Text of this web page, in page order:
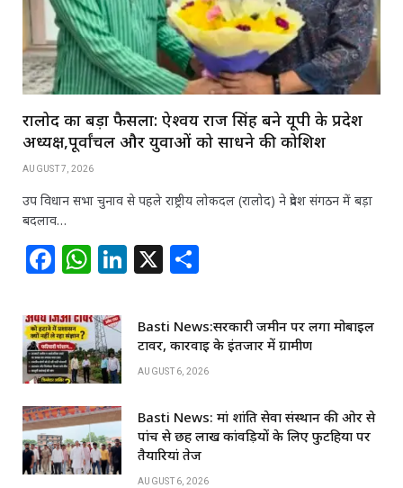
रालोद का बड़ा फैसला: ऐश्वर्य राज सिंह बने यूपी के प्रदेश
अध्यक्ष,पूर्वांचल और युवाओं को साधने की कोशिश
AUGUST 7, 2026
उप विधान सभा चुनाव से पहले राष्ट्रीय लोकदल (रालोद) ने प्रदेश संगठन में बड़ा
बदलाव…
F
c
e
b
o
o
k
W
at
s
A
p
p
Li
k
e
dI
n
X
ar
e
Basti News:सरकारी जमीन पर लगा मोबाइल
टावर, कार्रवाई के इंतजार में ग्रामीण
AUGUST 6, 2026
Basti News: मां शांति सेवा संस्थान की ओर से
पांच से छह लाख कांवड़ियों के लिए फुटहिया पर
तैयारियां तेज
AUGUST 6, 2026